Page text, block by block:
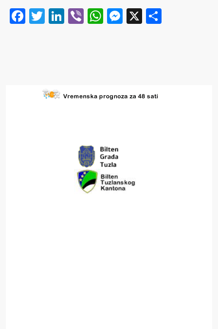
Facebook
Twitter
LinkedIn
ViberWhatsApp
Messenger
X